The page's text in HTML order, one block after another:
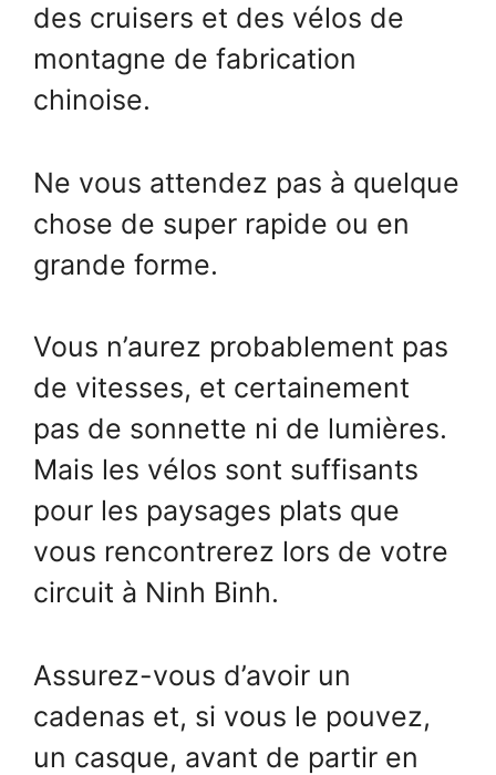
des cruisers et des vélos de
montagne de fabrication
chinoise.
Ne vous attendez pas à quelque
chose de super rapide ou en
grande forme.
Vous n’aurez probablement pas
de vitesses, et certainement
pas de sonnette ni de lumières.
Mais les vélos sont suffisants
pour les paysages plats que
vous rencontrerez lors de votre
circuit à Ninh Binh.
Assurez-vous d’avoir un
cadenas et, si vous le pouvez,
un casque, avant de partir en